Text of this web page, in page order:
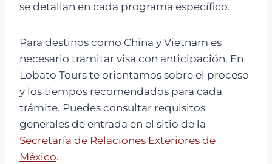
se detallan en cada programa específico.
Para destinos como China y Vietnam es
necesario tramitar visa con anticipación. En
Lobato Tours te orientamos sobre el proceso
y los tiempos recomendados para cada
trámite. Puedes consultar requisitos
generales de entrada en el sitio de la
Secretaría de Relaciones Exteriores de
México.